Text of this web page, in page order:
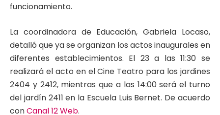
funcionamiento.
La coordinadora de Educación, Gabriela Locaso,
detalló que ya se organizan los actos inaugurales en
diferentes establecimientos. El 23 a las 11:30 se
realizará el acto en el Cine Teatro para los jardines
2404 y 2412, mientras que a las 14:00 será el turno
del jardín 2411 en la Escuela Luis Bernet. De acuerdo
conCanal 12 Web.